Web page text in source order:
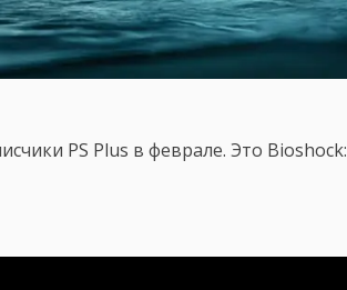
PS Plus в феврале. Это Bioshock: